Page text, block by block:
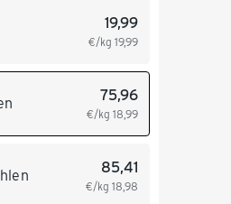
19,99
€/kg 19,99
75,96
€/kg 18,99
85,41
€/kg 18,98